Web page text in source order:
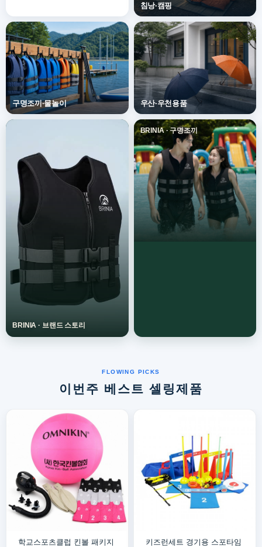
이번주 베스트 셀링제품
학교스포츠클럽 킨볼 패키지
키즈런세트 경기용 스포타임